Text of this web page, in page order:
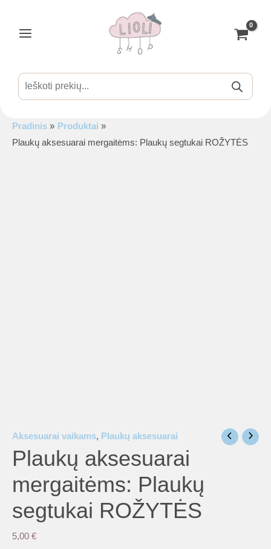
turinio
Products
search
Pradinis
Produktai
Plaukų aksesuarai mergaitėms: Plaukų segtukai ROŽYTĖS
Aksesuarai vaikams, Plaukų aksesuarai
Plaukų aksesuarai
mergaitėms: Plaukų
segtukai ROŽYTĖS
5,00 €